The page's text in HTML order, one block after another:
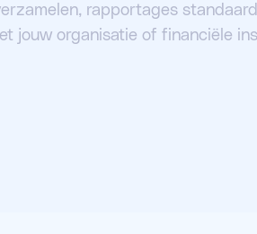
rapportages
jouw organisatie of financiële